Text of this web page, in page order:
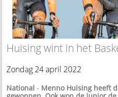
Huising wint in het
Zondag 24 april 2022
National - Menno Huising heeft